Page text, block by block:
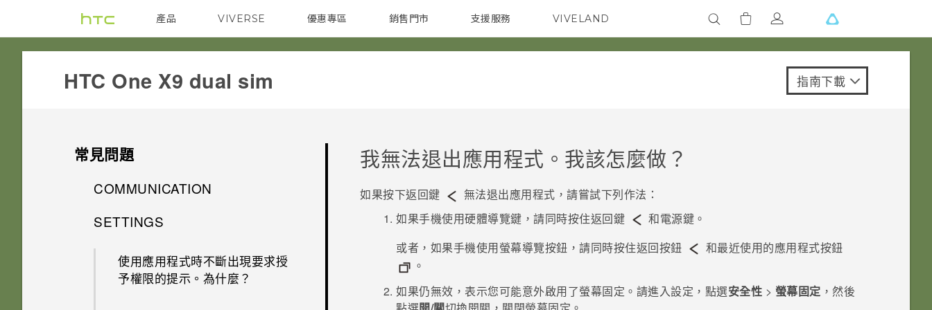
產品
VIVE G REIGNS 智慧型手機 配件
VIVERSE 優惠專區
焦點訊息 校園專案 企業採購
銷售門市
銷售通路 支援服務 VIVELAND
HTC One X9 dual sim‎ 指南下載
常見問題
COMMUNICATION
螢幕在使用擴音功能時會關閉，
如何設定預設的簡訊應用程式？
SETTINGS
使用應用程式時不斷出現要求授
予權限的提示。為什麼？
我無法退出應用程式。我該怎麼做？
如果按下返回鍵
無法退出應用程式，請嘗試下列作法：
如果手機使用硬體導覽鍵，請同時按住返回鍵 和電源鍵。
或者，如果手機使用螢幕導覽按鈕，請同時按住返回按鈕 和最近使用的應用程式按鈕
。
如果仍無效，表示您可能意外啟用了螢幕固定。請進入設定，點選安全性 > 螢幕固定 ，然後